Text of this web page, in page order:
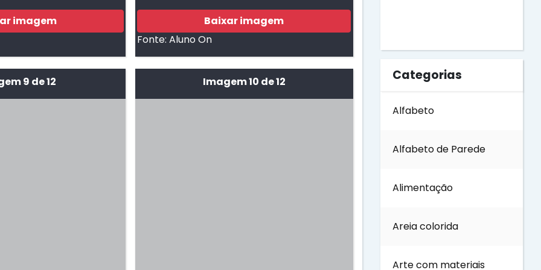
imagem
Baixar imagem
Fonte:Aluno On
9 de 12 Imagem 10 de 12
Dia do Soldado
Florestas
Categorias
Alfabeto
Alfabeto de Parede
Alimentação
Areia colorida
Arte com materiais